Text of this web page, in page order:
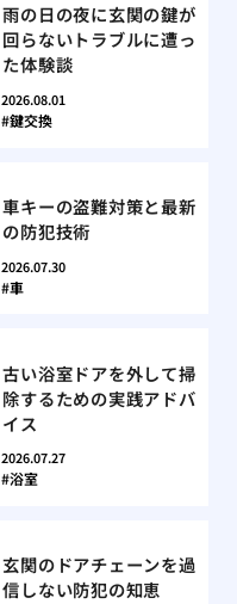
雨の日の夜に玄関の鍵が
回らないトラブルに遭っ
た体験談
2026.08.01
鍵交換
車キーの盗難対策と最新
の防犯技術
2026.07.30
車
古い浴室ドアを外して掃
除するための実践アドバ
イス
2026.07.27
浴室
玄関のドアチェーンを過
信しない防犯の知恵